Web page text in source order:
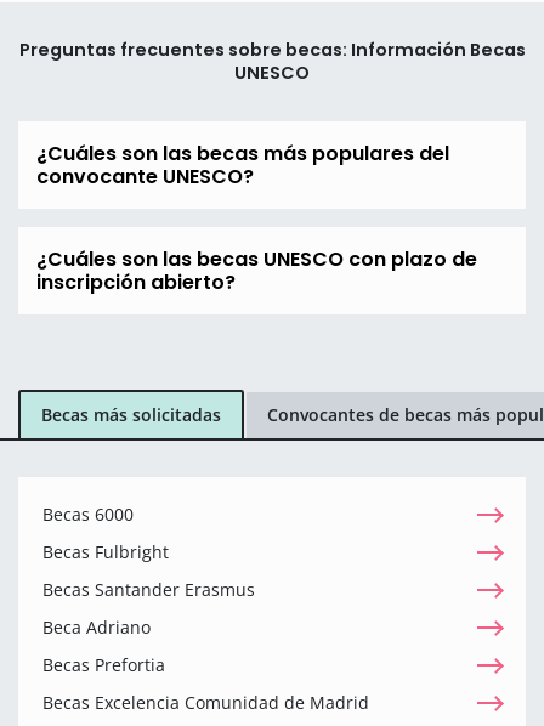
Preguntas frecuentes sobre becas: Información Becas
UNESCO
¿Cuáles son las becas más populares del
convocante UNESCO?
¿Cuáles son las becas UNESCO con plazo de
inscripción abierto?
Becas más solicitadas Convocantes de becas más
Becas 6000
Becas Fulbright
Becas Santander Erasmus
Beca Adriano
Becas Prefortia
Becas Excelencia Comunidad de Madrid